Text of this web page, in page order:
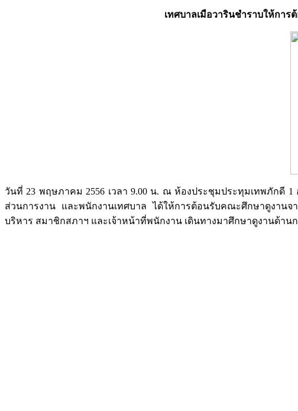
เทศบาลเมือวารินชำราบให้กา
วันที่ 23 พฤษภาคม 2556 เวลา 9.00 น. ณ ห้องประชุมประทุมเทพภักดี
ส่วนการงาน และพนักงานเทศบาล ได้ให้การต้อนรับคณะศึกษาดูงาน
บริหาร สมาชิกสภาฯ และเจ้าหน้าที่พนักงาน เดินทางมาศึกษาดูงานด้าน